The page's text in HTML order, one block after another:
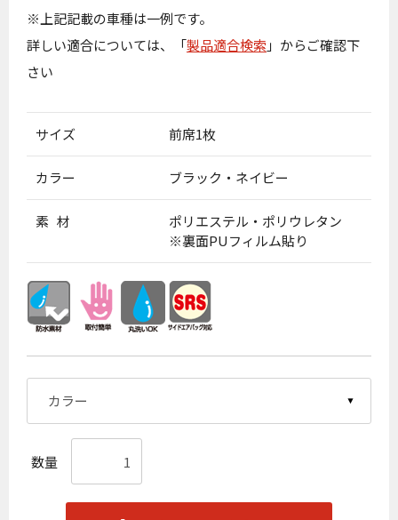
数量
お買い物を続ける カートへ進む
※上記記載の車種は一例です。
詳しい適合については、「製品適合検索 」からご確認下
さい
サイズ 前席1枚
カラー ブラック・ネイビー
素 材
ポリエステル・ポリウレタン
※裏面PUフィルム貼り